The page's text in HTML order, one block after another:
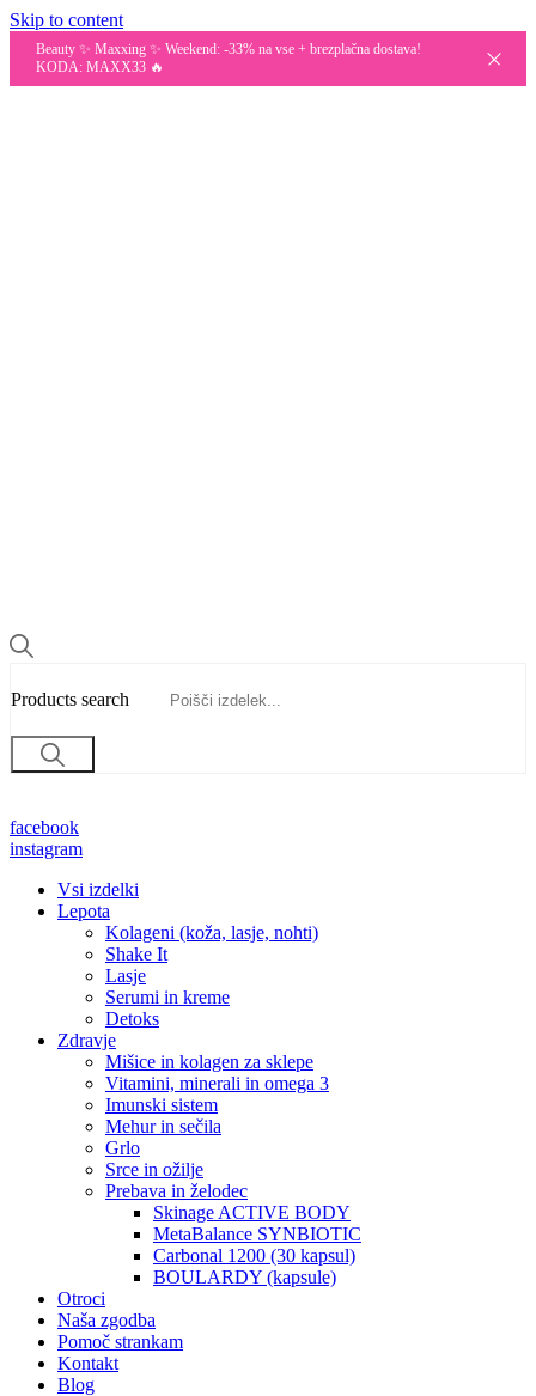
Skip to content
Beauty ✨ Maxxing ✨ Weekend: -33% na vse + brezplačna dostava!
KODA: MAXX33 🔥
Products search
facebook
instagram
Vsi izdelki
Lepota
Kolageni (koža, lasje, nohti)
Shake It
Lasje
Serumi in kreme
Detoks
Zdravje
Mišice in kolagen za sklepe
Vitamini, minerali in omega 3
Imunski sistem
Mehur in sečila
Grlo
Srce in ožilje
Prebava in želodec
Skinage ACTIVE BODY
MetaBalance SYNBIOTIC
Carbonal 1200 (30 kapsul)
BOULARDY (kapsule)
Otroci
Naša zgodba
Pomoč strankam
Kontakt
Blog